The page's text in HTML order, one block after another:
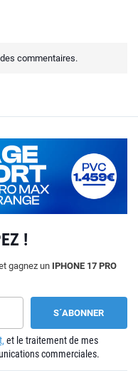
commentaires.
!
gagnez un IPHONE 17 PRO
et le traitement de mes
commerciales.